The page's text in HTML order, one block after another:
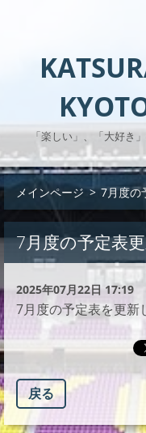
「楽しい」、「大好き
メインページ > 7月度の
7月度の予定表
2025年07月22日 17:19
7月度の予定表を更新
戻る